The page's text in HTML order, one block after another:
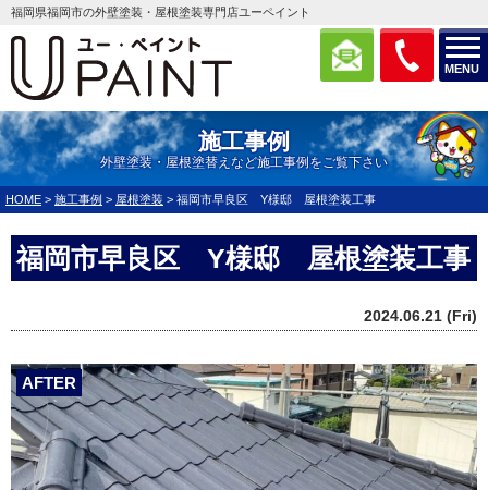
MENU
福岡県福岡市の外壁塗装・屋根塗装専門店ユーペイント
施工事例
外壁塗装・屋根塗替えなど施工事例をご覧下さい
HOME > 施工事例 > 屋根塗装 > 福岡市早良区 Y様邸 屋根塗装工事
福岡市早良区 Y様邸 屋根塗装工事
2024.06.21 (Fri)
AFTER